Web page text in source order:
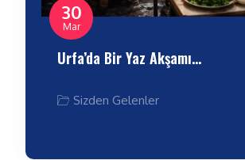
30
Mar
Urfa’da Bir Yaz Akşamı…
Sizden Gelenler